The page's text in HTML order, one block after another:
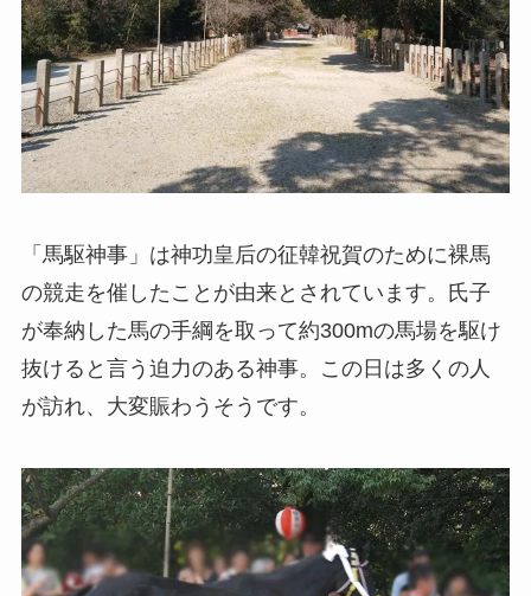
「馬駆神事」は神功皇后の征韓祝賀のために裸馬
の競走を催したことが由来とされています。氏子
が奉納した馬の手綱を取って約300mの馬場を駆け
抜けると言う迫力のある神事。この日は多くの人
が訪れ、大変賑わうそうです。